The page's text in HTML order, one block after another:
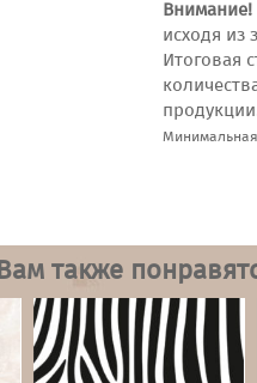
Внимание!
исходя из
Итоговая
Минимальная
Вам также